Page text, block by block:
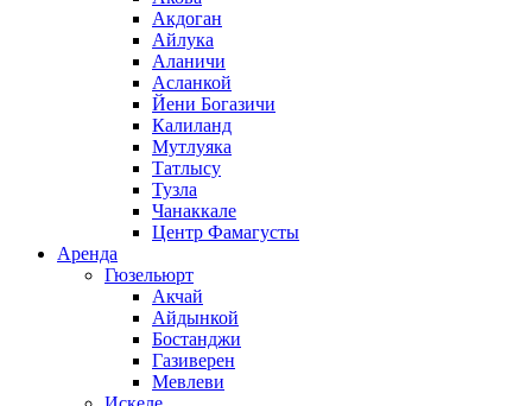
Акдоган
Айлука
Аланичи
Асланкой
Йени Богазичи
Калиланд
Мутлуяка
Татлысу
Тузла
Чанаккале
Центр Фамагусты
Аренда
Гюзельюрт
Акчай
Айдынкой
Бостанджи
Газиверен
Мевлеви